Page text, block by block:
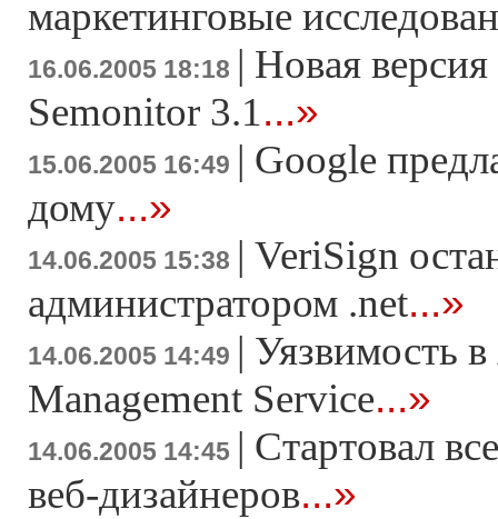
маркетинговые
16.06.2005 18:18 | Новая
Semonitor 3.1...»
15.06.2005 16:49 | Google
дому...»
14.06.2005 15:38 | VeriSign
администратором .net...»
14.06.2005 14:49 | Уязвимость
Management Service...»
14.06.2005 14:45 | Стартовал
веб-дизайнеров...»